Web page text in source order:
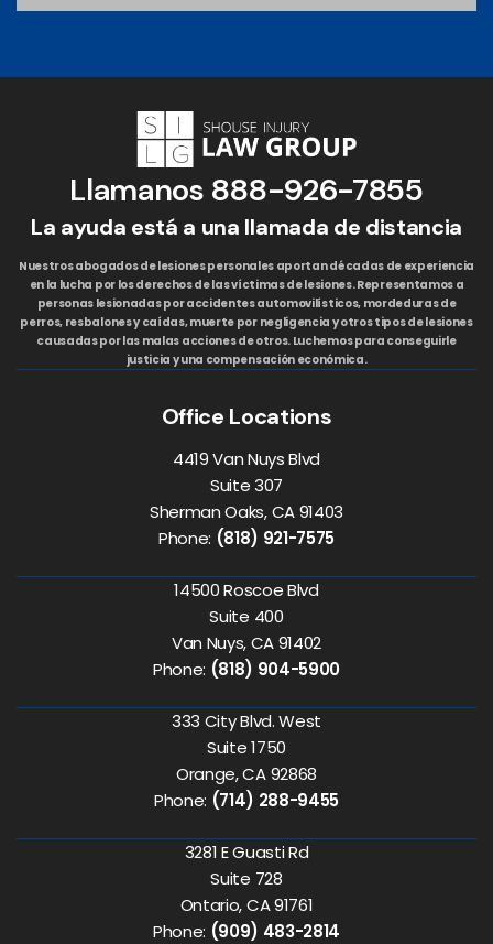
Llamanos 888-926-7855
La ayuda está a una llamada de distancia
Nuestros abogados de lesiones personales aportan décadas de experiencia
en la lucha por los derechos de las víctimas de lesiones. Representamos a
personas lesionadas por accidentes automovilísticos, mordeduras de
perros, resbalones y caídas, muerte por negligencia y otros tipos de lesiones
causadas por las malas acciones de otros. Luchemos para conseguirle
justicia y una compensación económica.
Office Locations
4419 Van Nuys Blvd
Suite 307
Sherman Oaks, CA 91403
Phone: (818) 921-7575
14500 Roscoe Blvd
Suite 400
Van Nuys, CA 91402
Phone: (818) 904-5900
333 City Blvd. West
Suite 1750
Orange, CA 92868
Phone: (714) 288-9455
3281 E Guasti Rd
Suite 728
Ontario, CA 91761
Phone: (909) 483-2814